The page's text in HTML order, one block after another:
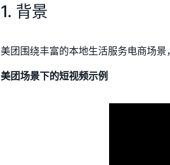
1. 背景
美团围绕丰富的本地生活服务电商场景
美团场景下的短视频示例